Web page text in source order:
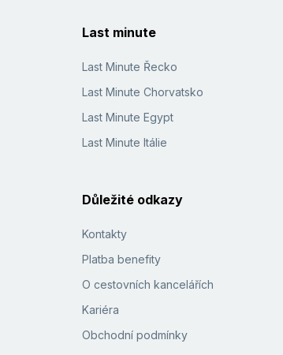
Last minute
Last Minute Řecko
Last Minute Chorvatsko
Last Minute Egypt
Last Minute Itálie
Důležité odkazy
Kontakty
Platba benefity
O cestovních kancelářích
Kariéra
Obchodní podmínky